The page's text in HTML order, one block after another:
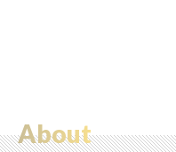
About